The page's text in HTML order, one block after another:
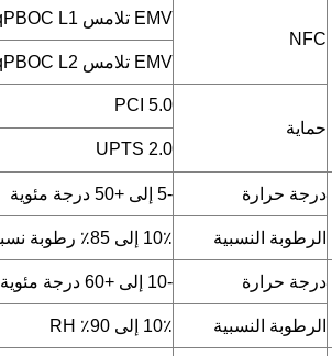
NFC
EMV تلامس L1 / qPBOC L1
EMV تلامس L2 / qPBOC L2
حماية
PCI 5.0
UPTS 2.0
درجة حرارة -5 إلى +50 درجة مئوية
الرطوبة النسبية 10٪ إلى 85٪ رطوبة نسبية
درجة حرارة -10 إلى +60 درجة مئوية
الرطوبة النسبية
10٪ إلى 90٪ RH